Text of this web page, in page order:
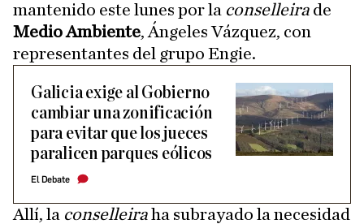
mantenido este lunes por la conselleira de
Medio Ambiente, Ángeles Vázquez, con
representantes del grupo Engie.
Galicia exige al Gobierno
cambiar una zonificación
para evitar que los jueces
paralicen parques eólicos
El Debate
Allí, la conselleiraha subrayado la necesidad